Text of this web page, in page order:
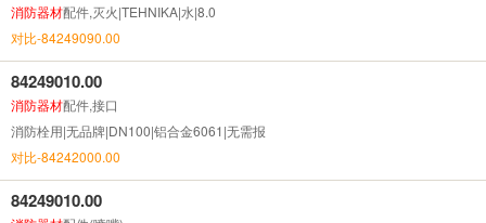
消防器材配件,灭火|TEHNIKA|水|8.0
对比-84249090.00
84249010.00
消防器材配件,接口
消防栓用|无品牌|DN100|铝合金6061|无需报
对比-84242000.00
84249010.00